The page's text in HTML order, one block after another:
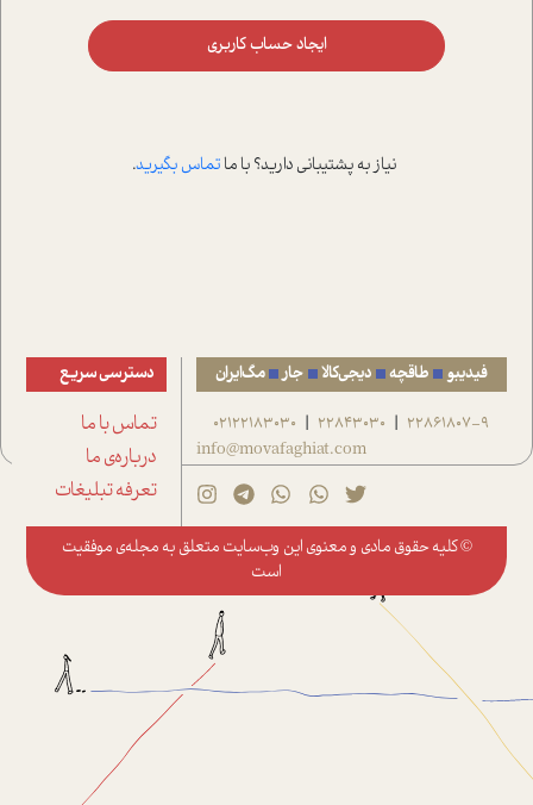
ایجاد حساب کاربری
نیاز به پشتیبانی دارید؟ با ماتماس بگیرید.
فیدیبو طاقچه دیجی‌کالا جار مگ‌ایران
22861807-9
|
22843030
|
02122183030
info@movafaghiat.com
دسترسی سریع
تماس با ما
درباره‌ی ما
تعرفه تبلیغات
© کلیه حقوق مادی و معنوی این وب‌سایت متعلق به مجله‌ی موفقیت
است